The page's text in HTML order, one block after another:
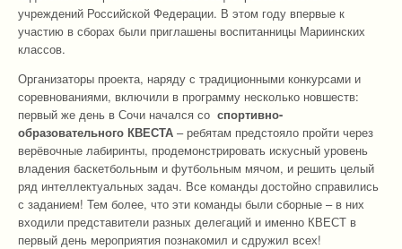
учреждений Российской Федерации. В этом году впервые к
участию в сборах были приглашены воспитанницы Мариинских
классов.
Организаторы проекта, наряду с традиционными конкурсами и
соревнованиями, включили в программу несколько новшеств:
первый же день в Сочи начался со спортивно-
образовательного КВЕСТА – ребятам предстояло пройти через
верёвочные лабиринты, продемонстрировать искусный уровень
владения баскетбольным и футбольным мячом, и решить целый
ряд интеллектуальных задач. Все команды достойно справились
с заданием! Тем более, что эти команды были сборные – в них
входили представители разных делегаций и именно КВЕСТ в
первый день мероприятия познакомил и сдружил всех!